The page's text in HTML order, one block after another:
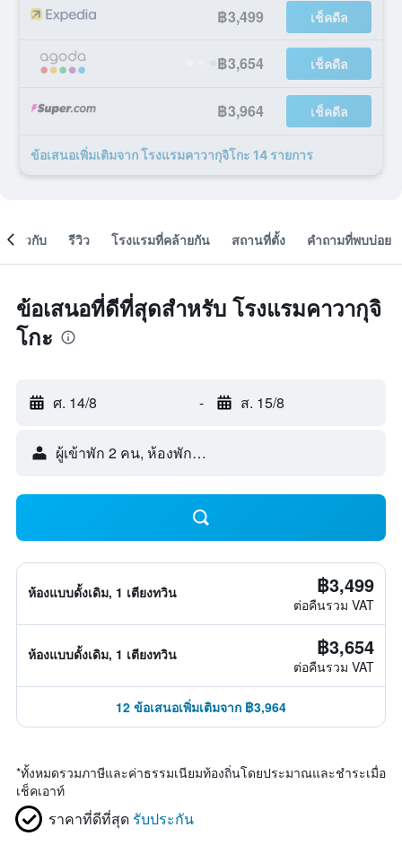
฿3,499 เช็คดีล
฿3,654 เช็คดีล
฿3,964 เช็คดีล
ข้อเสนอเพิ่มเติมจาก โรงแรมคาวากุจิโกะ 14 รายการ
เกี่ยวกับ รีวิว โรงแรมที่คล้ายกัน สถานที่ตั้ง คำถามที่พบบ่อย
ข้อเสนอที่ดีที่สุดสำหรับ โรงแรมคาวากุจิ
โกะ
ศ. 14/8 - ส. 15/8
ผู้เข้าพัก 2 คน, ห้องพัก 1 ห้อง
ห้องแบบดั้งเดิม, 1 เตียงทวิน ฿3,499
ต่อคืนรวม VAT
ห้องแบบดั้งเดิม, 1 เตียงทวิน ฿3,654
ต่อคืนรวม VAT
12 ข้อเสนอเพิ่มเติมจาก ฿3,964
*ทั้งหมดรวมภาษีและค่าธรรมเนียมท้องถิ่นโดยประมาณและชำระเมื่อ
เช็คเอาท์
ราคาที่ดีที่สุด รับประกัน